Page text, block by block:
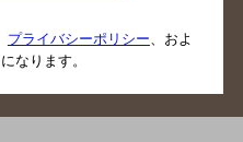
・ご感想
プライバシーポリシー 、およ
なります。